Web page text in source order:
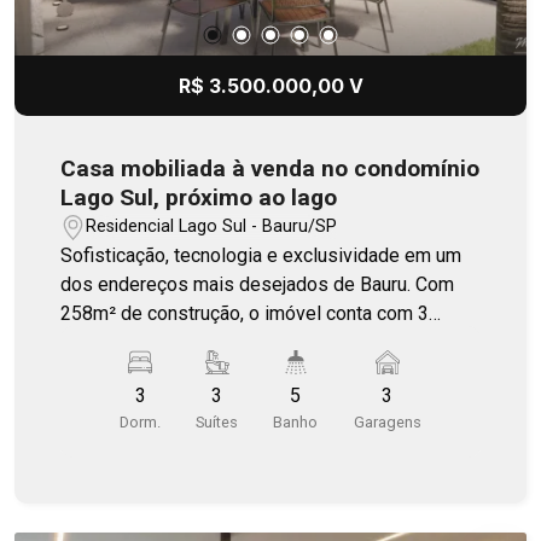
R$ 3.500.000,00 V
Casa mobiliada à venda no condomínio
Lago Sul, próximo ao lago
Residencial Lago Sul - Bauru/SP
Sofisticação, tecnologia e exclusividade em um
dos endereços mais desejados de Bauru. Com
258m² de construção, o imóvel conta com 3
totalmente mobiliados, além de marcenaria
planejada de alto nível em toda a casa. A sala de
estar e jantar integrada à cozinha proporciona
3
Dorm.
3
Suítes
5
Banho
3
Garagens